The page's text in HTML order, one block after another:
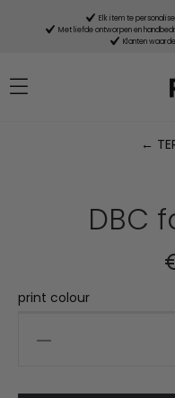
Elk item te
Met liefde ontworpen en
Klanten
←
DBC
print colour